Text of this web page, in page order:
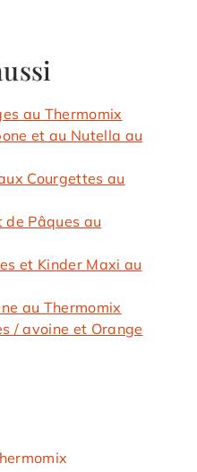
au Thermomix
et au Nutella au
Courgettes au
de Pâques au
et Kinder Maxi au
au Thermomix
/ avoine et Orange